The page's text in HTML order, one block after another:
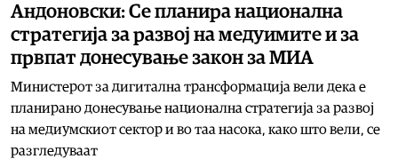
Андоновски: Се планира национална
стратегија за развој на медуимите и за
првпат донесување закон за МИА
Министерот за дигитална трансформација вели дека е
планирано донесување национална стратегија за развој
на медиумскиот сектор и во таа насока, како што вели, се
разгледуваат